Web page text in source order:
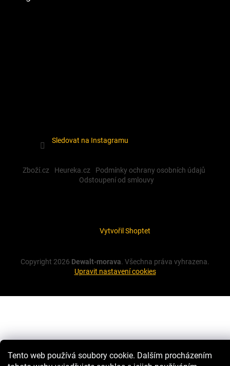
Tento web používá soubory cookie. Dalším procházením
Sledovat na Instagramu
Zboží.cz Heureka.cz
Podmínky ochrany osobních údajů
Odstoupení od smlouvy
Vytvořil Shoptet
Copyright 2026 Dewalt-morava. Všechna práva vyhrazena.
Upravit nastavení cookies